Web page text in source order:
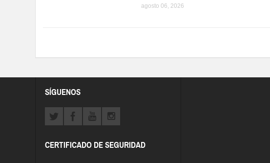
agosto 06, 2026
SÍGUENOS
CERTIFICADO DE SEGURIDAD